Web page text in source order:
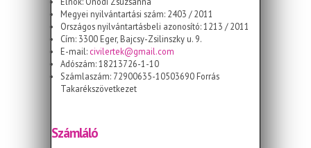
Megyei nyilvántartási szám: 2403 / 2011
Országos nyilvántartásbeli azonosító: 1213 / 2011
Cím: 3300 Eger, Bajcsy-Zsilinszky u. 9.
E-mail: civilertek@gmail.com
Adószám: 18213726-1-10
Számlaszám: 72900635-10503690 Forrás
Takarékszövetkezet
Számláló